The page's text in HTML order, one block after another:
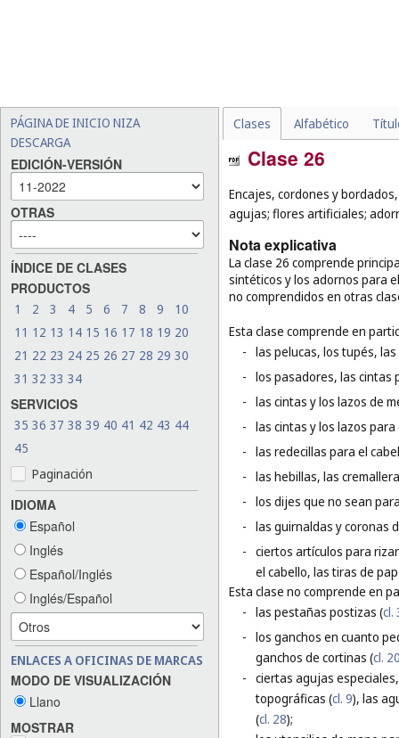
PÁGINA DE INICIO NIZA
DESCARGA
EDICIÓN-VERSIÓN
OTRAS
ÍNDICE DE CLASES
PRODUCTOS
1 2 3 4 5 6 7 8 9
10
11 12 13 14 15 16 17 18 19 20
21 22 23 24 25 26 27 28 29 30
31 32 33 34
SERVICIOS
35 36 37 38 39 40 41 42 43 44
45
Paginación
IDIOMA
Español
Inglés
Español/Inglés
Inglés/Español
ENLACES A OFICINAS DE MARCAS
MODO DE VISUALIZACIÓN
Llano
MOSTRAR
Clases Alfabético
Clase 26
Encajes, cordones y
agujas; flores artificiales;
Nota explicativa
La clase 26 comprende
sintéticos y los adornos para
no comprendidos en otras
Esta clase comprende en
- las pelucas, los tupés,
- los pasadores, las cintas
- las cintas y los lazos de
- las cintas y los lazos
- las redecillas para el
- las hebillas, las
- los dijes que no sean
- las guirnaldas y coronas
- ciertos artículos para
el cabello, las tiras de
Esta clase no comprende en
- las pestañas postizas (cl.
- los ganchos en cuanto
ganchos de cortinas (cl.
- ciertas agujas
topográficas (cl. 9), las
(cl. 28);